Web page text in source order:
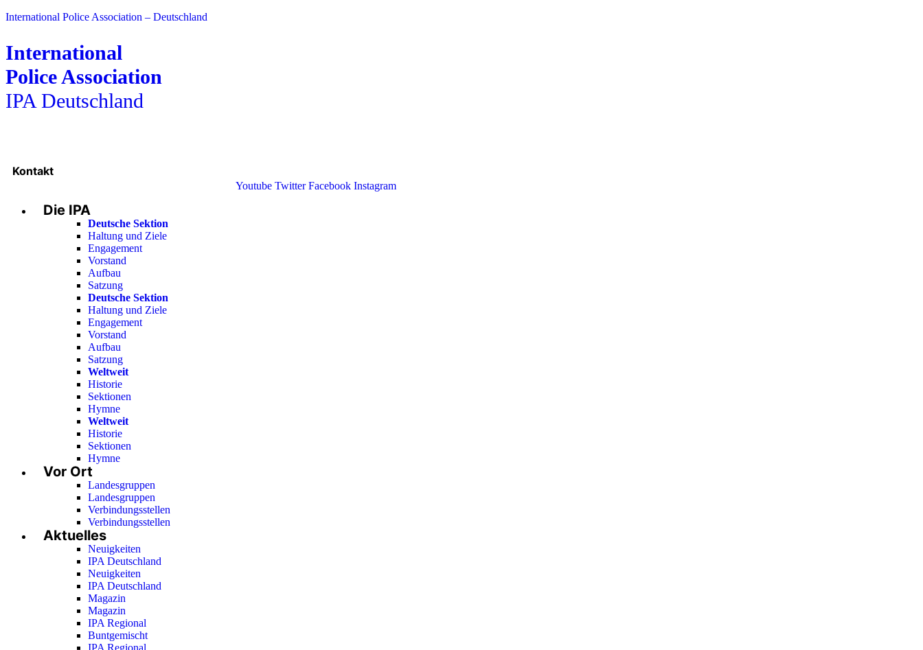
International Police Association – Deutschland
International
Police Association
IPA Deutschland
Kontakt
Youtube Twitter Facebook Instagram
Die IPA
Deutsche Sektion
Haltung und Ziele
Engagement
Vorstand
Aufbau
Satzung
Deutsche Sektion
Haltung und Ziele
Engagement
Vorstand
Aufbau
Satzung
Weltweit
Historie
Sektionen
Hymne
Weltweit
Historie
Sektionen
Hymne
Vor Ort
Landesgruppen
Landesgruppen
Verbindungsstellen
Verbindungsstellen
Aktuelles
Neuigkeiten
IPA Deutschland
Neuigkeiten
IPA Deutschland
Magazin
Magazin
IPA Regional
Buntgemischt
IPA Regional